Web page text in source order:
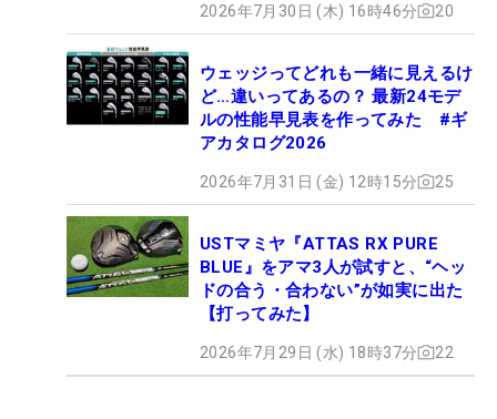
2026年7月30日 (木) 16時46分 20
ウェッジってどれも一緒に見えるけ
ど…違いってあるの？ 最新24モデ
ルの性能早見表を作ってみた #ギ
アカタログ2026
2026年7月31日 (金) 12時15分 25
USTマミヤ『ATTAS RX PURE
BLUE』をアマ3人が試すと、“ヘッ
ドの合う・合わない”が如実に出た
【打ってみた】
2026年7月29日 (水) 18時37分 22